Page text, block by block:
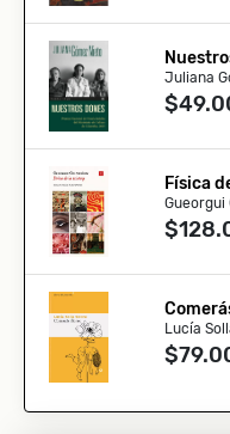
Juliana
Física
Gueorgui
Lucía